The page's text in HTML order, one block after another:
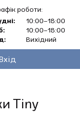
роботи:
10:00–18:00
10:00–18:00
Вихідний
Tiny